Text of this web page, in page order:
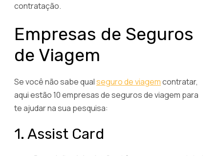
contratação.
Empresas de Seguros
de Viagem
Se você não sabe qualseguro de viagemcontratar,
aqui estão 10 empresas de seguros de viagem para
te ajudar na sua pesquisa:
1. Assist Card